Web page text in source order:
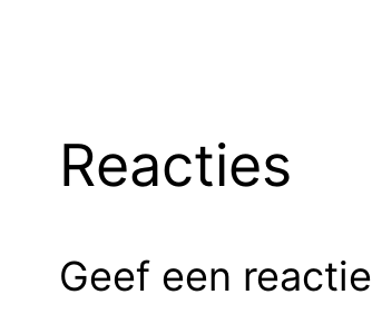
Reacties
Geef een reactie